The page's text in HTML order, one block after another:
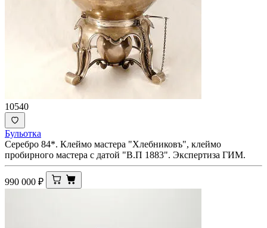
10540
Бульотка
Серебро 84*. Клеймо мастера "Хлебниковъ", клеймо
пробирного мастера с датой "В.П 1883". Экспертиза ГИМ.
990 000 ₽